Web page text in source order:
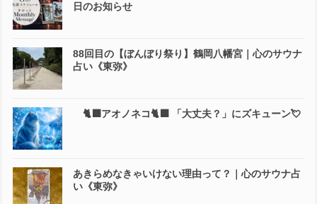
日のお知らせ
88回目の【ぼんぼり祭り】鶴岡八幡宮｜心のサウナ
占い《東弥》
🐈‍⬛アオノネコ🐈‍⬛ 「大丈夫？」にズキューン💘
あきらめなきゃいけない理由って？｜心のサウナ占
い《東弥》